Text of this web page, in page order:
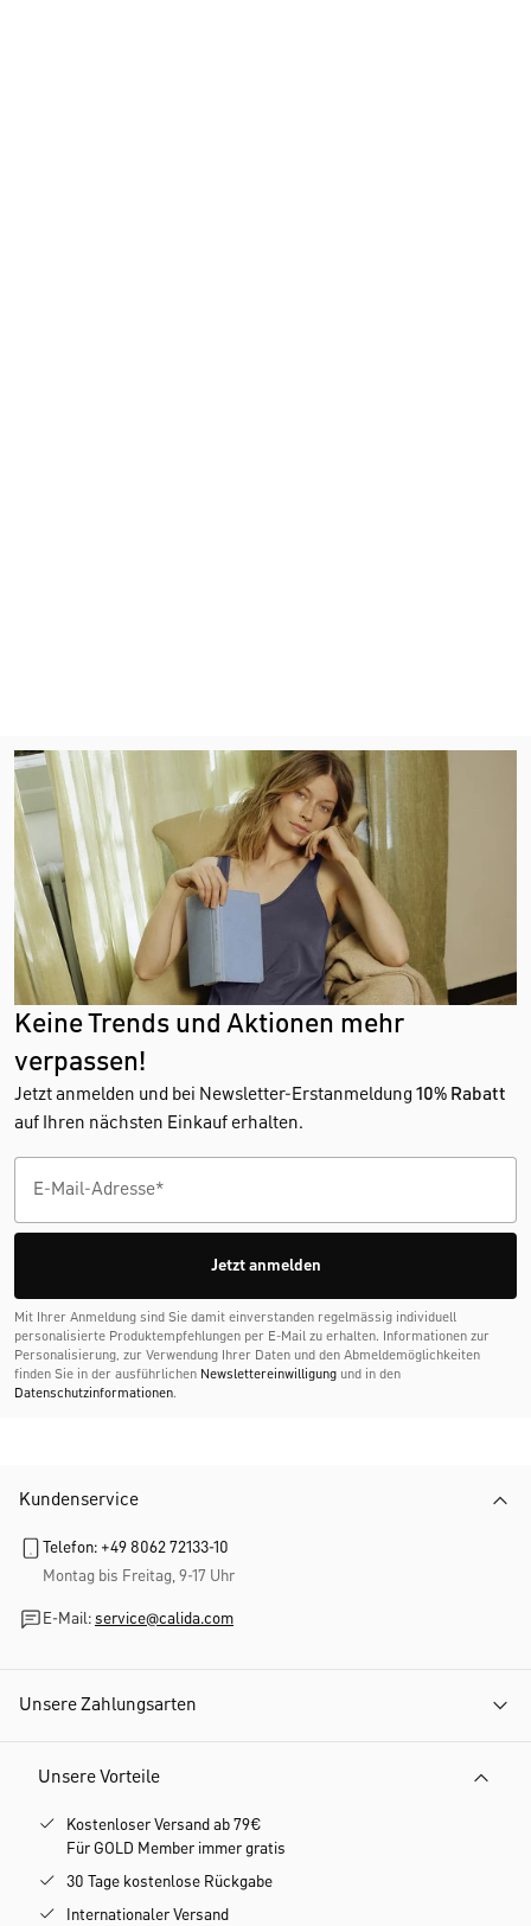
Keine Trends und Aktionen mehr
verpassen!
Jetzt anmelden und bei Newsletter-Erstanmeldung 10% Rabatt
auf Ihren nächsten Einkauf erhalten.
Jetzt anmelden
Mit Ihrer Anmeldung sind Sie damit einverstanden regelmässig individuell
personalisierte Produktempfehlungen per E-Mail zu erhalten. Informationen zur
Personalisierung, zur Verwendung Ihrer Daten und den Abmelde­möglichkeiten
finden Sie in der ausführlichen Newslettereinwilligung und in den
Datenschutzinformationen.
Kundenservice
Telefon: +49 8062 72133-10
Montag bis Freitag, 9-17 Uhr
E-Mail: service@calida.com
Unsere Zahlungsarten
Unsere Vorteile
Kostenloser Versand ab 79€
Für GOLD Member immer gratis
30 Tage kostenlose Rückgabe
Internationaler Versand